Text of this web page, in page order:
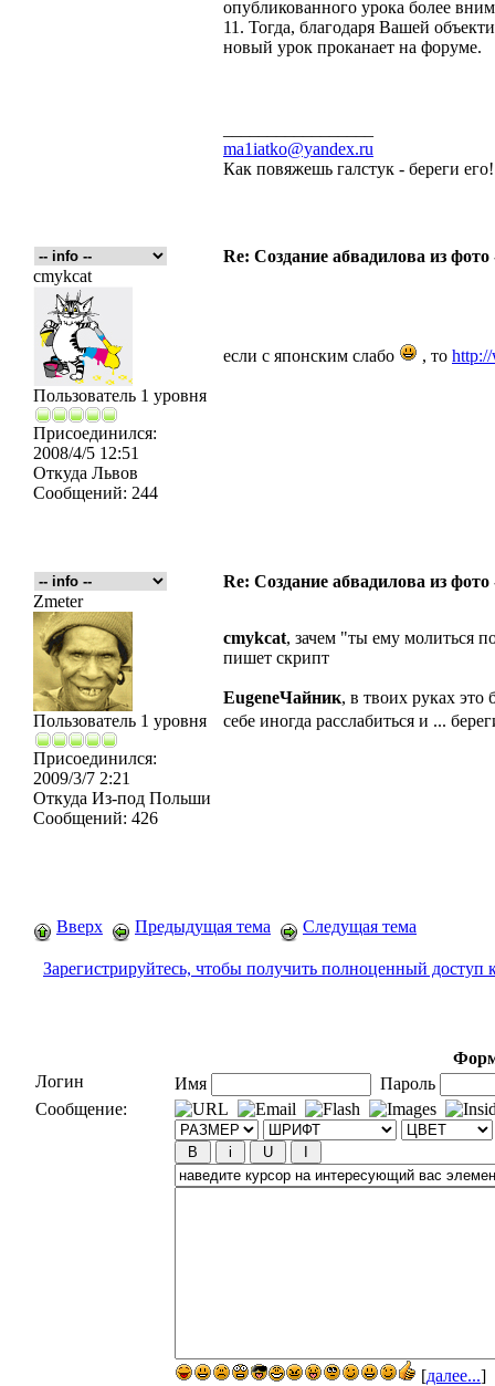
опубликованного урока более
11. Тогда, благодаря Вашей
новый урок проканает на форуме.
ma1iatko@yandex.ru
Как повяжешь галстук - береги
Re: Создание абвадилова из
cmykcat
Пользователь 1 уровня
Присоединился:
2008/4/5 12:51
Откуда Львов
Сообщений: 244
если с японским слабо , то
Re: Создание абвадилова из
Zmeter
Пользователь 1 уровня
Присоединился:
2009/3/7 2:21
Откуда Из-под Польши
Сообщений: 426
cmykcat, зачем "ты ему молиться
пишет скрипт
EugeneЧайник, в твоих руках это
себе иногда расслабиться и ...
Вверх Предыдущая тема Следущая тема
Зарегистрируйтесь, чтобы получить полноценный доступ
Логин
Имя
Пароль
Сообщение:
[далее...]